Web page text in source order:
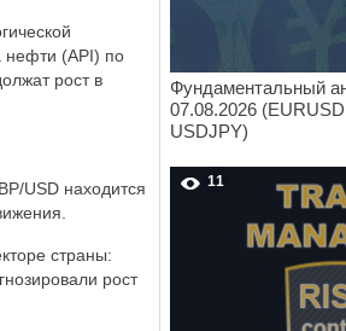
нефти (API) по
рост в
USD находится
страны:
рост
Фундаментальный
07.08.2026
USDJPY)
11